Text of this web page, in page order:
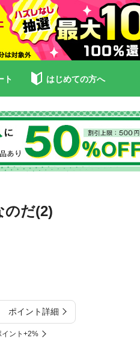
ト はじめての方へ
のだ(2)
ポイント詳細
イント+2%